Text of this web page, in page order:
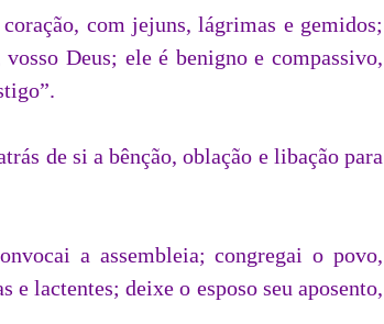
com jejuns, lágrimas e gemidos;
Deus; ele é benigno e compassivo,
de si a bênção, oblação e libação para
a assembleia; congregai o povo,
lactentes; deixe o esposo seu aposento,